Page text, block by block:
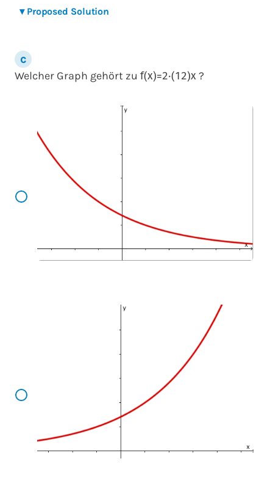
▾ Proposed Solution
Welcher Graph gehört zu f(x)=2⋅(1 2)x ?